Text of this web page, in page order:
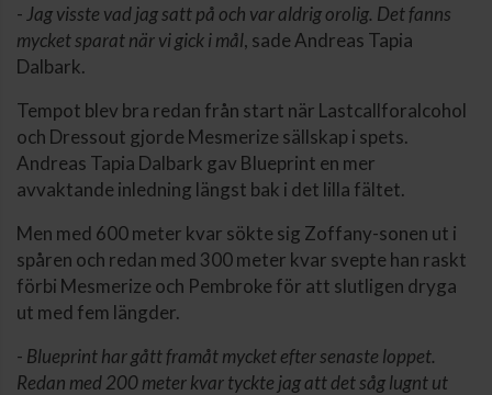
- Jag visste vad jag satt på och var aldrig orolig. Det fanns
mycket sparat när vi gick i mål, sade Andreas Tapia
Dalbark.
Tempot blev bra redan från start när Lastcallforalcohol
och Dressout gjorde Mesmerize sällskap i spets.
Andreas Tapia Dalbark gav Blueprint en mer
avvaktande inledning längst bak i det lilla fältet.
Men med 600 meter kvar sökte sig Zoffany-sonen ut i
spåren och redan med 300 meter kvar svepte han raskt
förbi Mesmerize och Pembroke för att slutligen dryga
ut med fem längder.
- Blueprint har gått framåt mycket efter senaste loppet.
Redan med 200 meter kvar tyckte jag att det såg lugnt ut